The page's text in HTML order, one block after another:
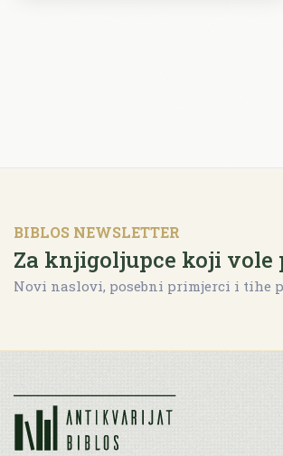
BIBLOS NEWSLETTER
Za knjigoljupce koji vole
Novi naslovi, posebni primjerci i tihe